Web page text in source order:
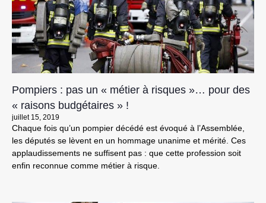
Pompiers : pas un « métier à risques »… pour des
« raisons budgétaires » !
juillet 15, 2019
Chaque fois qu’un pompier décédé est évoqué à l’Assemblée,
les députés se lèvent en un hommage unanime et mérité. Ces
applaudissements ne suffisent pas : que cette profession soit
enfin reconnue comme métier à risque.